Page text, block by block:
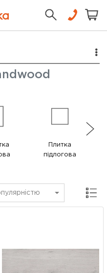
Плитка
підлогова
Сітка